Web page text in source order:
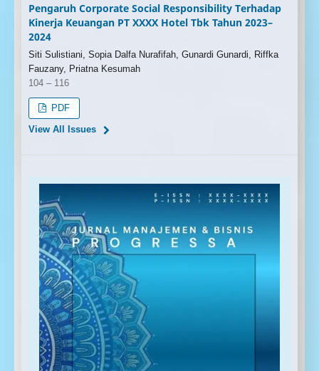
Pengaruh Corporate Social Responsibility Terhadap
Kinerja Keuangan PT XXXX Hotel Tbk Tahun 2023–
2024
Siti Sulistiani, Sopia Dalfa Nurafifah, Gunardi Gunardi, Riffka
Fauzany, Priatna Kesumah
104 – 116
PDF
View All Issues